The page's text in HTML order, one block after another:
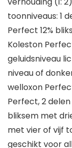
toonniveaus: 1
Perfect 12%
Koleston
geluidsniveau
niveau of
welloxon
Perfect, 2
bliksem met
met vier of vijf
geschikt voor